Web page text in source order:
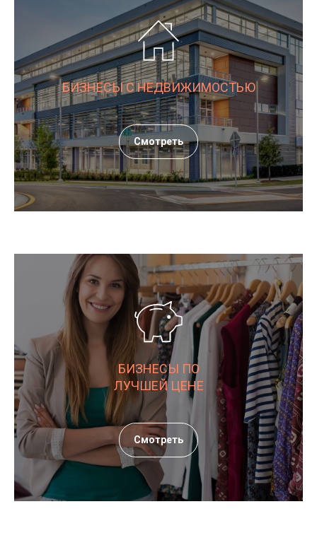
БИЗНЕСЫ С НЕДВИЖИМОСТЬЮ
Смотреть
БИЗНЕСЫ ПО
ЛУЧШЕЙ ЦЕНЕ
Смотреть